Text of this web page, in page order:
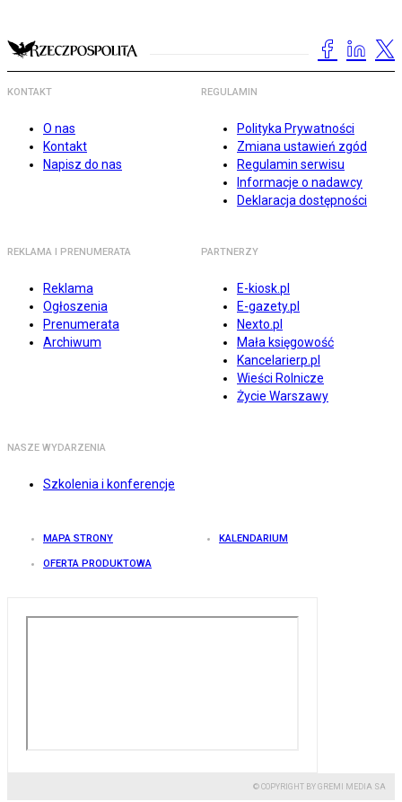
KONTAKT
O nas
Kontakt
Napisz do nas
REGULAMIN
Polityka Prywatności
Zmiana ustawień zgód
Regulamin serwisu
Informacje o nadawcy
Deklaracja dostępności
REKLAMA I PRENUMERATA
Reklama
Ogłoszenia
Prenumerata
Archiwum
PARTNERZY
E-kiosk.pl
E-gazety.pl
Nexto.pl
Mała księgowość
Kancelarierp.pl
Wieści Rolnicze
Życie Warszawy
NASZE WYDARZENIA
Szkolenia i konferencje
MAPA STRONY KALENDARIUM
OFERTA PRODUKTOWA
© COPYRIGHT BY GREMI MEDIA SA